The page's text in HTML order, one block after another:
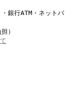
銀行ATM・ネットバ
）